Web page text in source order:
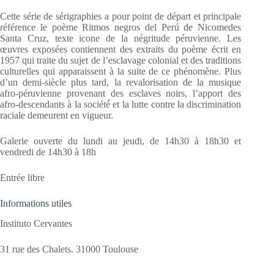
Cette série de sérigraphies a pour point de départ et principale
référence le poème Ritmos negros del Perú de Nicomedes
Santa Cruz, texte icone de la négritude péruvienne. Les
œuvres exposées contiennent des extraits du poème écrit en
1957 qui traite du sujet de l’esclavage colonial et des traditions
culturelles qui apparaissent à la suite de ce phénomène. Plus
d’un demi-siècle plus tard, la revalorisation de la musique
afro-péruvienne provenant des esclaves noirs, l’apport des
afro-descendants à la société́ et la lutte contre la discrimination
raciale demeurent en vigueur.
Galerie ouverte du lundi au jeudi, de 14h30 à 18h30 et
vendredi de 14h30 à 18h
Entrée libre
Informations utiles
Instituto Cervantes
31 rue des Chalets. 31000 Toulouse